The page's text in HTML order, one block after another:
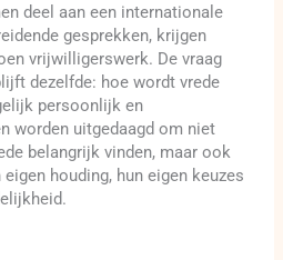
deel aan een internationale
gesprekken, krijgen
vrijwilligerswerk. De vraag
dezelfde: hoe wordt vrede
persoonlijk en
worden uitgedaagd om niet
belangrijk vinden, maar ook
houding, hun eigen keuzes